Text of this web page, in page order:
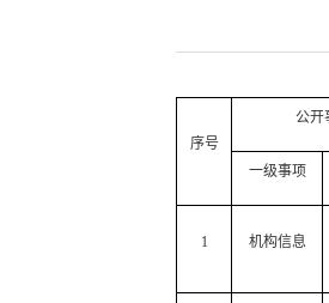
序号
公开
一级事项
1 机构信息